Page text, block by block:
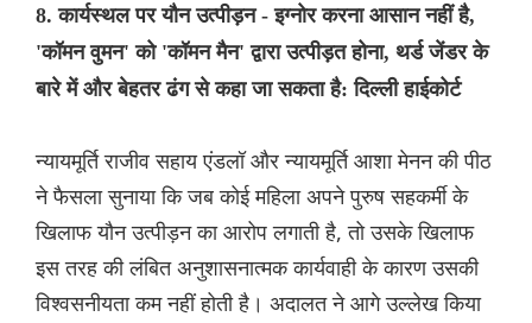
8. कार्यस्थल पर यौन उत्पीड़न - इग्नोर करना आसान नहीं है,
'कॉमन वुमन' को 'कॉमन मैन' द्वारा उत्पीड़त होना, थर्ड जेंडर के
बारे में और बेहतर ढंग से कहा जा सकता है: दिल्ली हाईकोर्ट
न्यायमूर्ति राजीव सहाय एंडलॉ और न्यायमूर्ति आशा मेनन की पीठ
ने फैसला सुनाया कि जब कोई महिला अपने पुरुष सहकर्मी के
खिलाफ यौन उत्पीड़न का आरोप लगाती है, तो उसके खिलाफ
इस तरह की लंबित अनुशासनात्मक कार्यवाही के कारण उसकी
विश्वसनीयता कम नहीं होती है। अदालत ने आगे उल्लेख किया